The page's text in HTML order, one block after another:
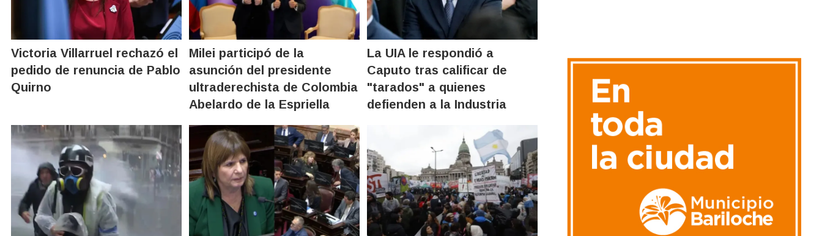
Victoria Villarruel rechazó el
pedido de renuncia de Pablo
Quirno
Milei participó de la
asunción del presidente
ultraderechista de Colombia
Abelardo de la Espriella
La UIA le respondió a
Caputo tras calificar de
"tarados" a quienes
defienden a la Industria